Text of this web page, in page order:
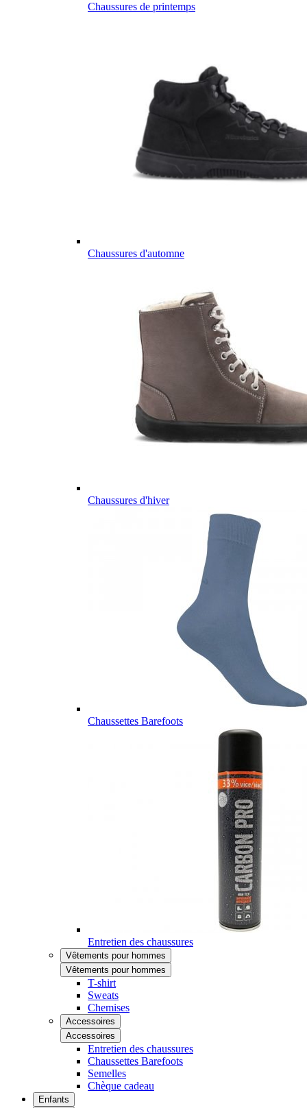
Chaussures de printemps
Chaussures d'automne
Chaussures d'hiver
Chaussettes Barefoots
Entretien des chaussures
Vêtements pour hommes
Vêtements pour hommes
T-shirt
Sweats
Chemises
Accessoires
Accessoires
Entretien des chaussures
Chaussettes Barefoots
Semelles
Chèque cadeau
Enfants